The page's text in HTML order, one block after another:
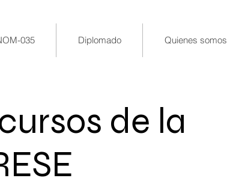
035 Diplomado Quienes somos
de la